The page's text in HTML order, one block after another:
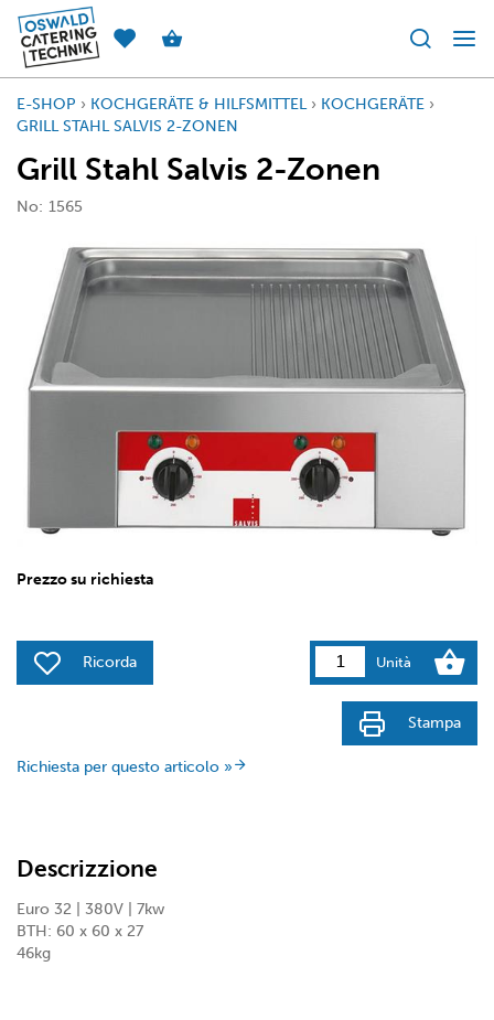
E-SHOP › KOCHGERÄTE & HILFSMITTEL › KOCHGERÄTE ›
GRILL STAHL SALVIS 2-ZONEN
Grill Stahl Salvis 2-Zonen
No: 1565
Prezzo su richiesta
Ricorda Unità
Stampa
Richiesta per questo articolo »
Descrizzione
Euro 32 | 380V | 7kw
BTH: 60 x 60 x 27
46kg